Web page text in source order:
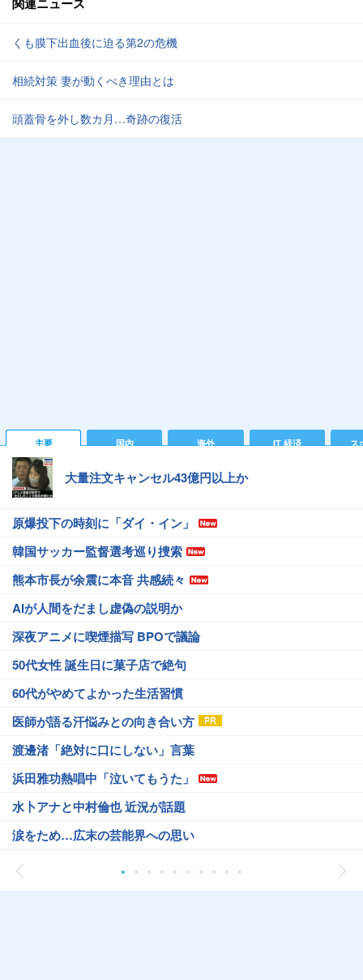
くも膜下出血後に迫る第2の危機
相続対策 妻が動くべき理由とは
頭蓋骨を外し数カ月…奇跡の復活
主要 国内 海外 IT 経済 ス
大量注文キャンセル43億円以上か
原爆投下の時刻に「ダイ・イン」
韓国サッカー監督選考巡り捜索
熊本市長が余震に本音 共感続々
AIが人間をだまし虚偽の説明か
深夜アニメに喫煙描写 BPOで議論
50代女性 誕生日に菓子店で絶句
60代がやめてよかった生活習慣
医師が語る汗悩みとの向き合い方
渡邊渚「絶対に口にしない」言葉
浜田雅功熱唱中「泣いてもうた」
水卜アナと中村倫也 近況が話題
涙をため…広末の芸能界への思い